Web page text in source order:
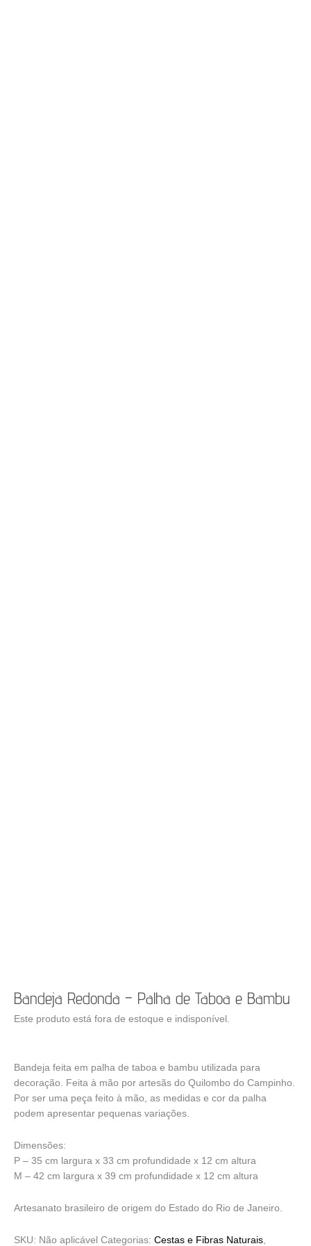
Bandeja Redonda – Palha de Taboa e Bambu
Bandeja feita em palha de taboa e bambu utilizada para
decoração. Feita à mão por artesãs do Quilombo do Campinho.
Por ser uma peça feito à mão, as medidas e cor da palha
podem apresentar pequenas variações.
Dimensões:
P – 35 cm largura x 33 cm profundidade x 12 cm altura
M – 42 cm largura x 39 cm profundidade x 12 cm altura
Artesanato brasileiro de origem do Estado do Rio de Janeiro.
Este produto está fora de estoque e indisponível.
SKU: Não aplicável Categorias: Cestas e Fibras Naturais